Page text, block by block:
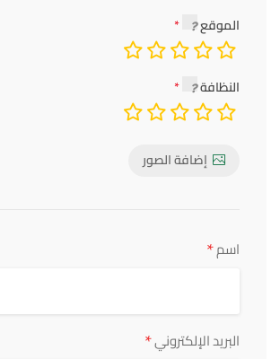
الموقع
النظافة
إضافة الصور
اسم*
البريد الإلكتروني*